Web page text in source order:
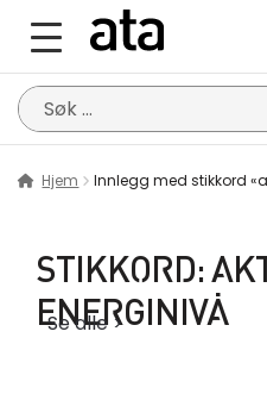
Søk
etter:
Hjem Innlegg med stikkord
STIKKORD:
ENERGINIVÅ
Se alle >